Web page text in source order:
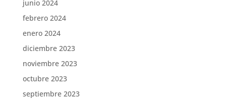
junio 2024
febrero 2024
enero 2024
diciembre 2023
noviembre 2023
octubre 2023
septiembre 2023